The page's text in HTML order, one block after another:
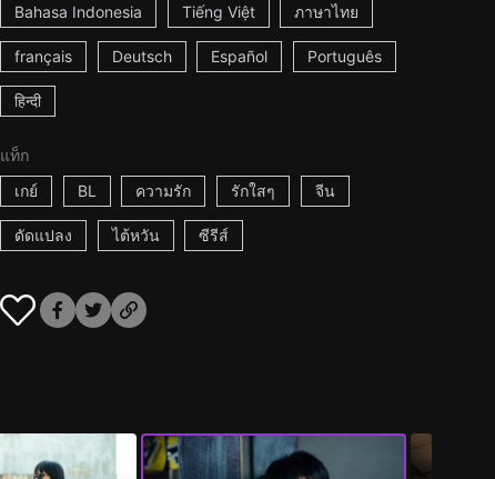
Bahasa Indonesia Tiếng Việt ภาษาไทย
français Deutsch Español Português
हिन्दी
แท็ก
เกย์
BL ความรัก รักใสๆ จีน
ดัดแปลง ไต้หวัน ซีรีส์